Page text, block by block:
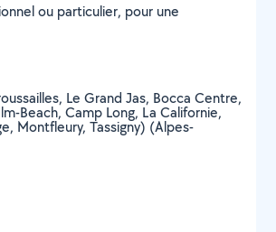
ou particulier, pour une
Le Grand Jas, Bocca Centre,
Beach, Camp Long, La Californie,
Montfleury, Tassigny) (Alpes-